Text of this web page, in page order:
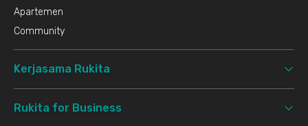
Apartemen
Community
Kerjasama Rukita
Rukita for Business